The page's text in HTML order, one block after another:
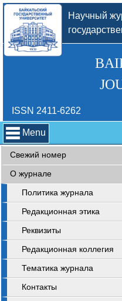
Научный
ISSN 2411-6262
Menu
Свежий номер
О журнале
Политика журнала
Редакционная этика
Реквизиты
Редакционная коллегия
Тематика журнала
Контакты